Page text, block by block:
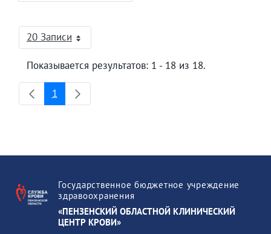
20 ЗаписиНа страницу
Показывается результатов: 1 - 18 из 18.
Страница
1
Государственное бюджетное учреждение
здравоохранения
«ПЕНЗЕНСКИЙ ОБЛАСТНОЙ КЛИНИЧЕСКИЙ
ЦЕНТР КРОВИ»